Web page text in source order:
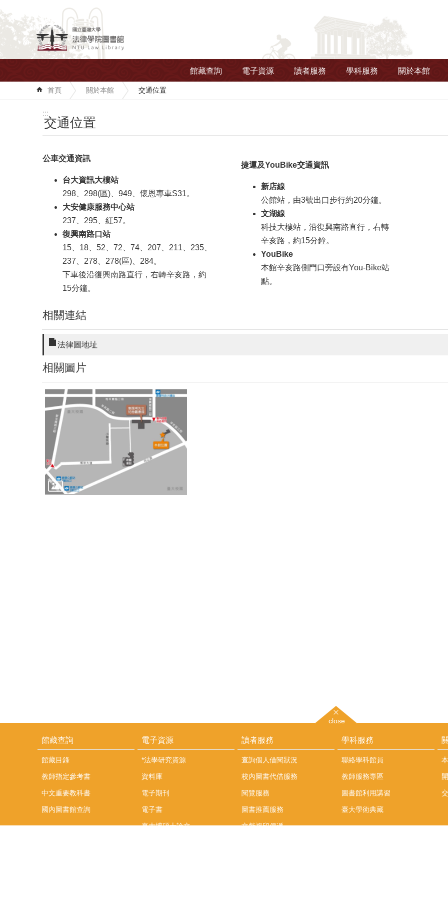
跳到主要內容區塊
館藏查詢 電子資源 讀者服務 學科服務 關於本館
首頁 關於本館 交通位置
:::
交通位置
公車交通資訊
台大資訊大樓站
298、298(區)、949、懷恩專車S31。
大安健康服務中心站
237、295、紅57。
復興南路口站
15、18、52、72、74、207、211、235、
237、278、278(區)、284。
下車後沿復興南路直行，右轉辛亥路，約
15分鐘。
捷運及YouBike交通資訊
新店線
公館站，由3號出口步行約20分鐘。
文湖線
科技大樓站，沿復興南路直行，右轉
辛亥路，約15分鐘。
YouBike
本館辛亥路側門口旁設有You-Bike站
點。
相關連結
法律圖地址
相關圖片
close
館藏查詢
館藏目錄
教師指定參考書
中文重要教科書
國內圖書館查詢
電子資源
*法學研究資源
資料庫
電子期刊
電子書
臺大博碩士論文
讀者服務
查詢個人借閱狀況
校內圖書代借服務
閱覽服務
圖書推薦服務
文獻複印傳遞
學科服務
聯絡學科館員
教師服務專區
圖書館利用講習
臺大學術典藏